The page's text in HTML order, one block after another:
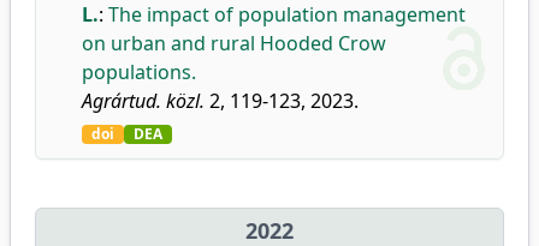
L.: The impact of population management
on urban and rural Hooded Crow
populations.
Agrártud. közl. 2, 119-123, 2023.
doi DEA
2022